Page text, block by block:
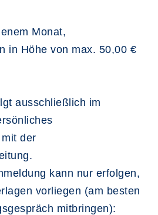
Monat,
in Höhe von max. 50,00 €
ausschließlich im
der
kann nur erfolgen,
vorliegen (am besten
mitbringen):